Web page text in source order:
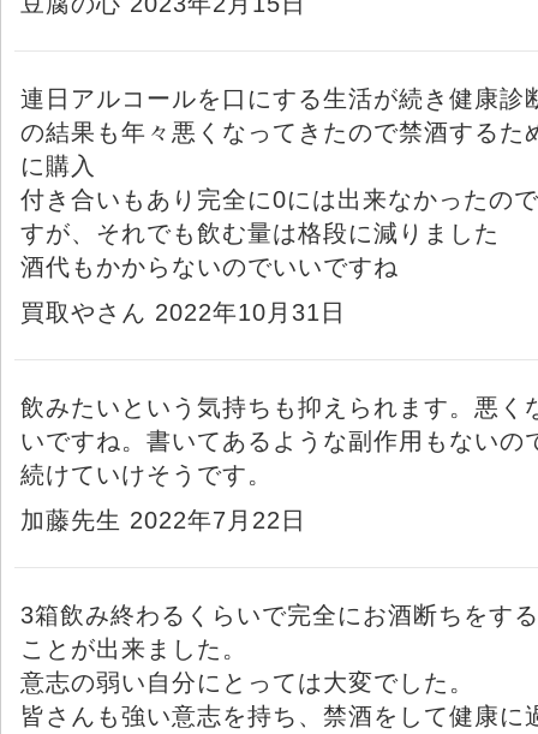
連日アルコールを口にする生活が続き健康診
の結果も年々悪くなってきたので禁酒するた
に購入
付き合いもあり完全に0には出来なかったので
すが、それでも飲む量は格段に減りました
酒代もかからないのでいいですね
買取やさん 2022年10月31日
飲みたいという気持ちも抑えられます。悪く
いですね。書いてあるような副作用もないの
続けていけそうです。
加藤先生 2022年7月22日
3箱飲み終わるくらいで完全にお酒断ちをする
ことが出来ました。
意志の弱い自分にとっては大変でした。
皆さんも強い意志を持ち、禁酒をして健康に